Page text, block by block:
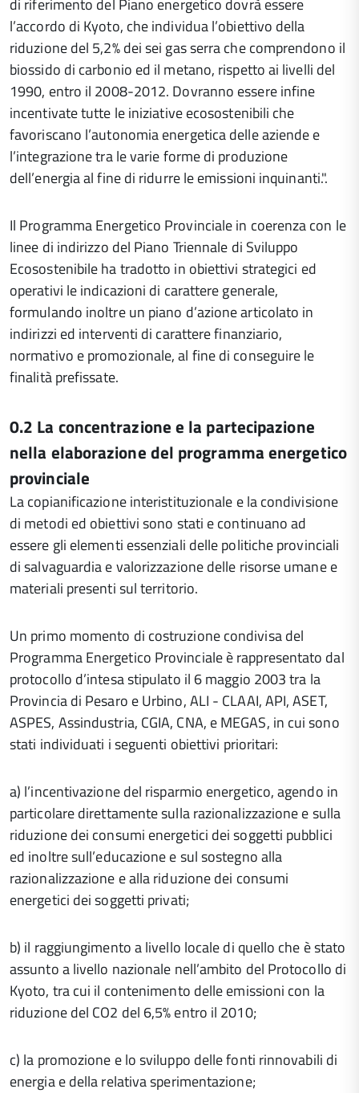
di riferimento del Piano energetico dovrà essere
l’accordo di Kyoto, che individua l’obiettivo della
riduzione del 5,2% dei sei gas serra che comprendono il
biossido di carbonio ed il metano, rispetto ai livelli del
1990, entro il 2008-2012. Dovranno essere infine
incentivate tutte le iniziative ecosostenibili che
favoriscano l’autonomia energetica delle aziende e
l’integrazione tra le varie forme di produzione
dell’energia al fine di ridurre le emissioni inquinanti.".
Il Programma Energetico Provinciale in coerenza con le
linee di indirizzo del Piano Triennale di Sviluppo
Ecosostenibile ha tradotto in obiettivi strategici ed
operativi le indicazioni di carattere generale,
formulando inoltre un piano d’azione articolato in
indirizzi ed interventi di carattere finanziario,
normativo e promozionale, al fine di conseguire le
finalità prefissate.
0.2 La concentrazione e la partecipazione
nella elaborazione del programma energetico
provinciale
La copianificazione interistituzionale e la condivisione
di metodi ed obiettivi sono stati e continuano ad
essere gli elementi essenziali delle politiche provinciali
di salvaguardia e valorizzazione delle risorse umane e
materiali presenti sul territorio.
Un primo momento di costruzione condivisa del
Programma Energetico Provinciale è rappresentato dal
protocollo d’intesa stipulato il 6 maggio 2003 tra la
Provincia di Pesaro e Urbino, ALI - CLAAI, API, ASET,
ASPES, Assindustria, CGIA, CNA, e MEGAS, in cui sono
stati individuati i seguenti obiettivi prioritari:
a) l’incentivazione del risparmio energetico, agendo in
particolare direttamente sulla razionalizzazione e sulla
riduzione dei consumi energetici dei soggetti pubblici
ed inoltre sull’educazione e sul sostegno alla
razionalizzazione e alla riduzione dei consumi
energetici dei soggetti privati;
b) il raggiungimento a livello locale di quello che è stato
assunto a livello nazionale nell’ambito del Protocollo di
Kyoto, tra cui il contenimento delle emissioni con la
riduzione del CO2 del 6,5% entro il 2010;
c) la promozione e lo sviluppo delle fonti rinnovabili di
energia e della relativa sperimentazione;